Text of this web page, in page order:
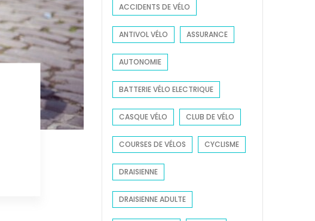
r
:
ACCIDENTS DE VÉLO
ANTIVOL VÉLO ASSURANCE
AUTONOMIE
BATTERIE VÉLO ELECTRIQUE
CASQUE VÉLO CLUB DE VÉLO
COURSES DE VÉLOS CYCLISME
DRAISIENNE
DRAISIENNE ADULTE